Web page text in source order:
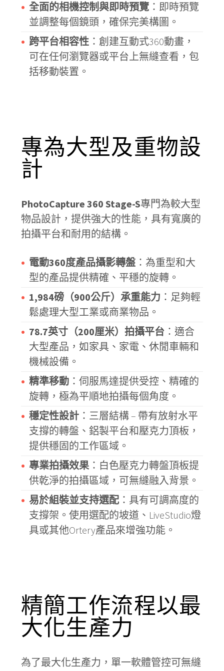
全面的相機控制與即時預覽 ：即時預覽
並調整每個鏡頭，確保完美構圖。
跨平台相容性 ：創建互動式360動畫，
可在任何瀏覽器或平台上無縫查看，包
括移動裝置。
專為大型及重物設
計
PhotoCapture 360 Stage-S專門為較大型
物品設計，提供強大的性能，具有寬廣的
拍攝平台和耐用的結構。
電動360度產品攝影轉盤 ：為重型和大
型的產品提供精確、平穩的旋轉。
1,984磅（900公斤）承重能力 ：足夠輕
鬆處理大型工業或商業物品。
78.7英寸（200厘米）拍攝平台 ：適合
大型產品，如家具、家電、休閒車輛和
機械設備。
精準移動 ：伺服馬達提供受控、精確的
旋轉，極為平順地拍攝每個角度。
穩定性設計 ：三層結構 – 帶有放射水平
支撐的轉盤、鋁製平台和壓克力頂板，
提供穩固的工作區域。
專業拍攝效果 ：白色壓克力轉盤頂板提
供乾淨的拍攝區域，可無縫融入背景。
易於組裝並支持選配 ：具有可調高度的
支撐架。使用選配的坡道、LiveStudio燈
具或其他Ortery產品來增強功能。
精簡工作流程以最
大化生產力
為了最大化生產力，單一軟體管控可無縫